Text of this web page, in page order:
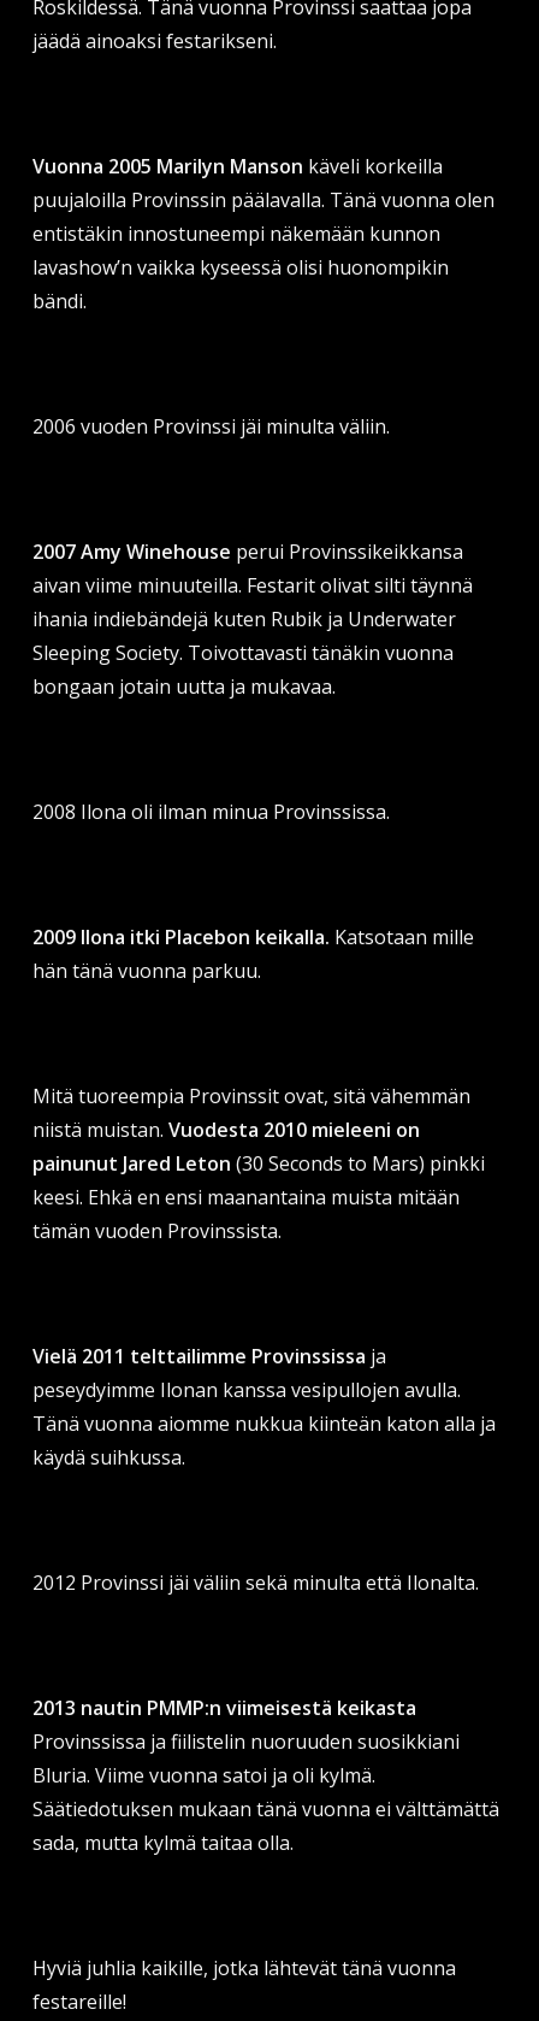
Roskildessä. Tänä vuonna Provinssi saattaa jopa
jäädä ainoaksi festarikseni.
Vuonna 2005 Marilyn Manson käveli korkeilla
puujaloilla Provinssin päälavalla. Tänä vuonna olen
entistäkin innostuneempi näkemään kunnon
lavashow’n vaikka kyseessä olisi huonompikin
bändi.
2006 vuoden Provinssi jäi minulta väliin.
2007 Amy Winehouse perui Provinssikeikkansa
aivan viime minuuteilla. Festarit olivat silti täynnä
ihania indiebändejä kuten Rubik ja Underwater
Sleeping Society. Toivottavasti tänäkin vuonna
bongaan jotain uutta ja mukavaa.
2008 Ilona oli ilman minua Provinssissa.
2009 Ilona itki Placebon keikalla. Katsotaan mille
hän tänä vuonna parkuu.
Mitä tuoreempia Provinssit ovat, sitä vähemmän
niistä muistan. Vuodesta 2010 mieleeni on
painunut Jared Leton (30 Seconds to Mars) pinkki
keesi. Ehkä en ensi maanantaina muista mitään
tämän vuoden Provinssista.
Vielä 2011 telttailimme Provinssissa ja
peseydyimme Ilonan kanssa vesipullojen avulla.
Tänä vuonna aiomme nukkua kiinteän katon alla ja
käydä suihkussa.
2012 Provinssi jäi väliin sekä minulta että Ilonalta.
2013 nautin PMMP:n viimeisestä keikasta
Provinssissa ja fiilistelin nuoruuden suosikkiani
Bluria. Viime vuonna satoi ja oli kylmä.
Säätiedotuksen mukaan tänä vuonna ei välttämättä
sada, mutta kylmä taitaa olla.
Hyviä juhlia kaikille, jotka lähtevät tänä vuonna
festareille!